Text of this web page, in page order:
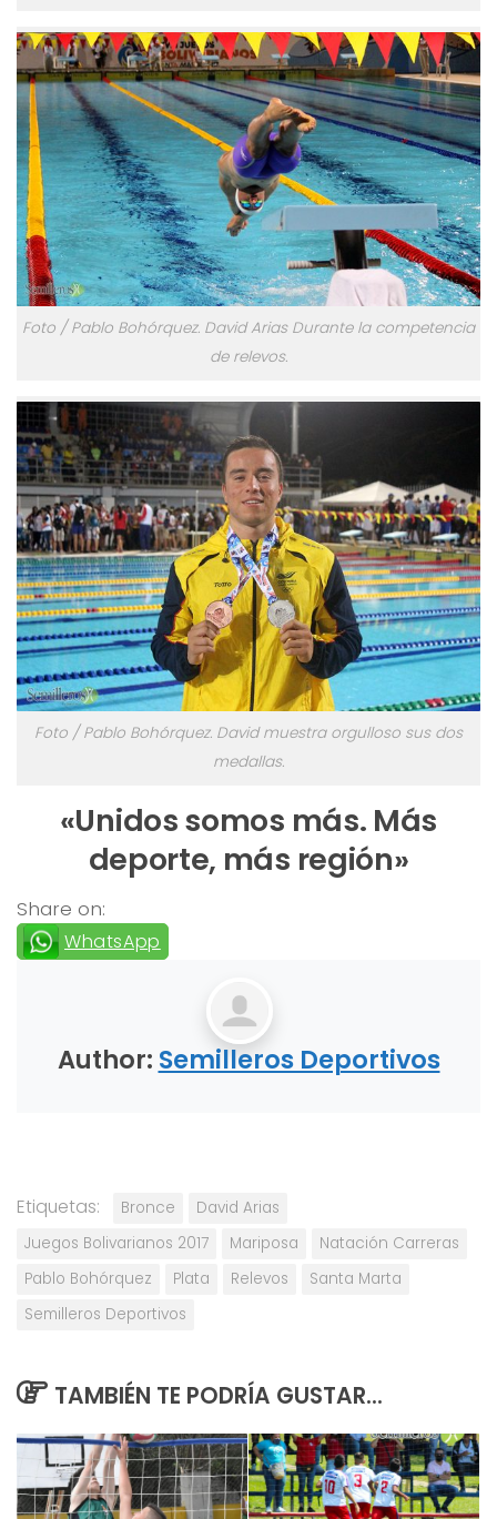
Foto / Pablo Bohórquez. David Arias Durante la competencia
de relevos.
Foto / Pablo Bohórquez. David muestra orgulloso sus dos
medallas.
«Unidos somos más. Más
deporte, más región»
Share on:
WhatsApp
Author: Semilleros Deportivos
Etiquetas: Bronce
David Arias
Juegos Bolivarianos 2017
Mariposa
Natación Carreras
Pablo Bohórquez
Plata Relevos
Santa Marta
Semilleros Deportivos
TAMBIÉN TE PODRÍA GUSTAR...